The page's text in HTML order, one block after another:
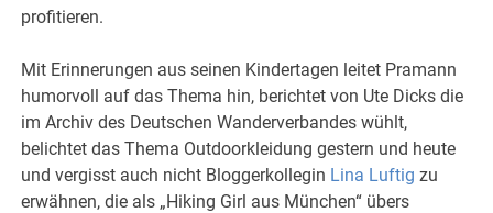
profitieren.
Mit Erinnerungen aus seinen Kindertagen leitet Pramann
humorvoll auf das Thema hin, berichtet von Ute Dicks die
im Archiv des Deutschen Wanderverbandes wühlt,
belichtet das Thema Outdoorkleidung gestern und heute
und vergisst auch nicht Bloggerkollegin Lina Luftig zu
erwähnen, die als „Hiking Girl aus München“ übers